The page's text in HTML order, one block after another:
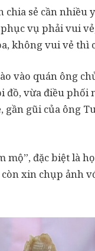
sẻ cần nhiều
vụ phải vui
không vui vẻ thì
vào quán ông
đồ, vừa điều phối
gũi của ông
đặc biệt là
xin chụp ảnh